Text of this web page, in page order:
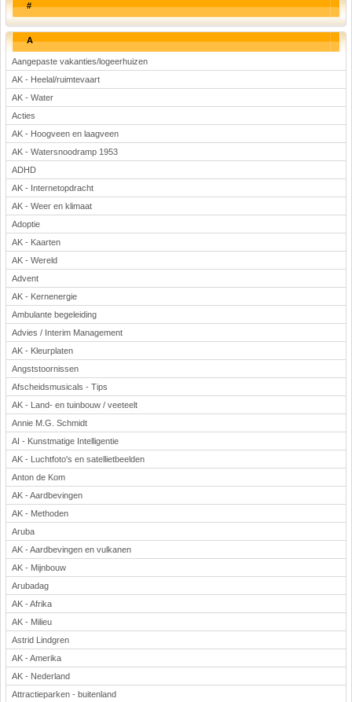
#
A
Aangepaste vakanties/logeerhuizen
AK - Heelal/ruimtevaart
AK - Water
Acties
AK - Hoogveen en laagveen
AK - Watersnoodramp 1953
ADHD
AK - Internetopdracht
AK - Weer en klimaat
Adoptie
AK - Kaarten
AK - Wereld
Advent
AK - Kernenergie
Ambulante begeleiding
Advies / Interim Management
AK - Kleurplaten
Angststoornissen
Afscheidsmusicals - Tips
AK - Land- en tuinbouw / veeteelt
Annie M.G. Schmidt
AI - Kunstmatige Intelligentie
AK - Luchtfoto's en satellietbeelden
Anton de Kom
AK - Aardbevingen
AK - Methoden
Aruba
AK - Aardbevingen en vulkanen
AK - Mijnbouw
Arubadag
AK - Afrika
AK - Milieu
Astrid Lindgren
AK - Amerika
AK - Nederland
Attractieparken - buitenland